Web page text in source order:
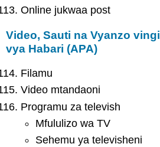
Online jukwaa post
Video, Sauti na Vyanzo
vya Habari (APA)
Filamu
Video mtandaoni
Programu za televish
Mfululizo wa TV
Sehemu ya televisheni